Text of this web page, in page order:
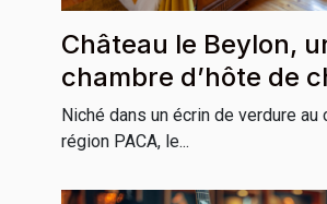
Château le Beylon,
chambre d’hôte de
incontournable en
PACA
Niché dans un écrin de verdure
région PACA, le...